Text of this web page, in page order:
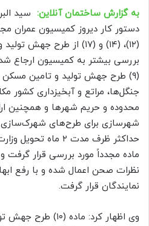
به گزارش ساختمان آنلاین: سید
(۱۲)، (۱۴) و (۱۷) از طرح
بررسی بیشتر به کمیسیون ارجاع
(۹) طرح جهش تولید و تامین مسکن
جنگل‌ها، مراتع و آبخیزداری کشور
محدوده و حریم شهرها و همچنین
شهرسازی برای طرح‌های شهرک‌سازی
حداکثر ظرف مدت ۲
ماده مجدداً مورد بررسی قرار گرفت
نظرات صحن اعمال شده و با رفع
نمایندگان قرار گرفت.
وی اظهار کرد: ماده